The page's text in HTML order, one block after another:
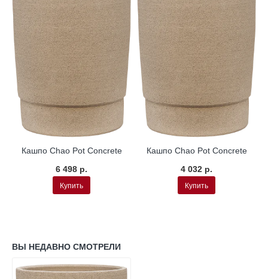
Кашпо Chao Pot Concrete
6 498 р.
Купить
Кашпо Chao Pot Concrete
4 032 р.
Купить
ВЫ НЕДАВНО СМОТРЕЛИ